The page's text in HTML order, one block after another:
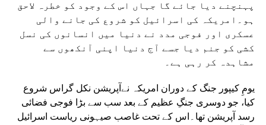
پہنچنے دیا جائے گا جہاں اس کے وجود کو خطرہ لاحق
ہو۔امریکہ کی اسرائیل کو شروع کی جانے والی
عسکری اور فوجی مدد نے دنیا میں انسانوں کی نسل
کشی کو جنم دیا جسے آج دنیا اپنی آنکھوں سے
مشاہدہ کر رہی ہے۔
یومِ کیپور جنگ کے دوران امریکہ نےآپریشن نکل گراس شروع
کیا، جو دوسری جنگِ عظیم کے بعد سب سے بڑا فوجی فضائی
رسد آپریشن تھا۔اس کے تحت غاصب صیہونی ریاست اسرائیل